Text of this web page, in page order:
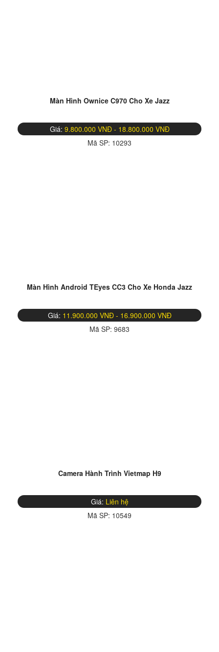
Màn Hình Ownice C970 Cho Xe Jazz
Giá: 9.800.000 VNĐ - 18.800.000 VNĐ
Mã SP: 10293
Màn Hình Android TEyes CC3 Cho Xe Honda Jazz
Giá: 11.900.000 VNĐ - 16.900.000 VNĐ
Mã SP: 9683
Camera Hành Trình Vietmap H9
Giá: Liên hệ
Mã SP: 10549